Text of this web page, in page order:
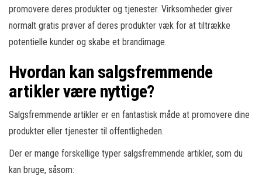
promovere deres produkter og tjenester. Virksomheder giver
normalt gratis prøver af deres produkter væk for at tiltrække
potentielle kunder og skabe et brandimage.
Hvordan kan salgsfremmende
artikler være nyttige?
Salgsfremmende artikler er en fantastisk måde at promovere dine
produkter eller tjenester til offentligheden.
Der er mange forskellige typer salgsfremmende artikler, som du
kan bruge, såsom: